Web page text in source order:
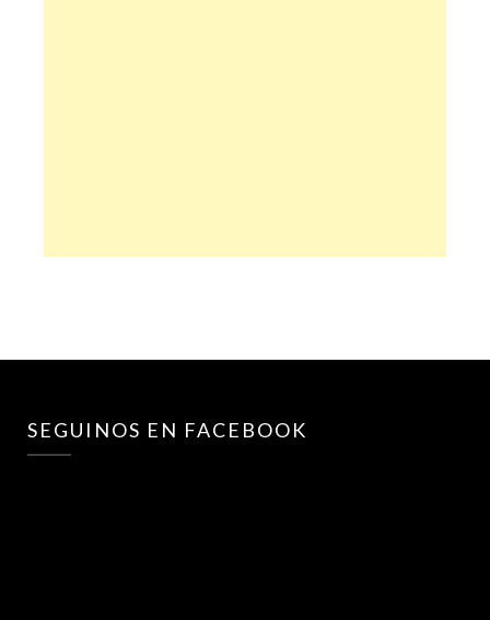
SEGUINOS EN FACEBOOK